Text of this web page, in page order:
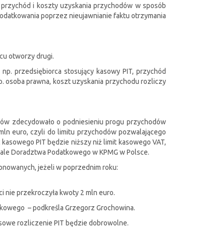
i koszty uzyskania przychodów w sposób
poprzez nieujawnianie faktu otrzymania
otworzy drugi.
przedsiębiorca stosujący kasowy PIT, przychód
osoba prawna, koszt uzyskania przychodu rozliczy
zdecydowało o podniesieniu progu przychodów
euro, czyli do limitu przychodów pozwalającego
PIT będzie niższy niż limit kasowego VAT,
Doradztwa Podatkowego w KPMG w Polsce.
jeżeli w poprzednim roku:
nie przekroczyła kwoty 2 mln euro.
– podkreśla Grzegorz Grochowina.
rozliczenie PIT będzie dobrowolne.